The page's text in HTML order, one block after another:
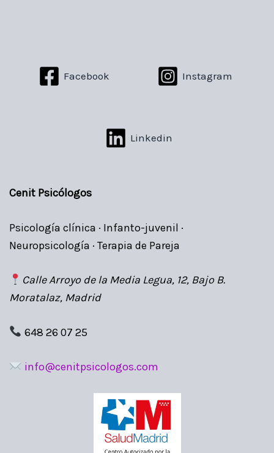
Facebook Instagram
Linkedin
Cenit Psicólogos
Psicología clínica · Infanto-juvenil ·
Neuropsicología · Terapia de Pareja
Calle Arroyo de la Media Legua, 12, Bajo B.
Moratalaz, Madrid
648 26 07 25
info@cenitpsicologos.com